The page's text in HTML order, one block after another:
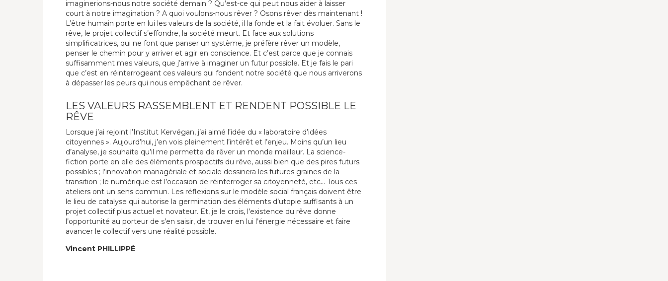
imaginerions-nous notre société demain ? Qu’est-ce qui peut nous aider à laisser
court à notre imagination ? A quoi voulons-nous rêver ? Osons rêver dès maintenant !
L’être humain porte en lui les valeurs de la société, il la fonde et la fait évoluer. Sans le
rêve, le projet collectif s’effondre, la société meurt. Et face aux solutions
simplificatrices, qui ne font que panser un système, je préfère rêver un modèle,
penser le chemin pour y arriver et agir en conscience. Et c’est parce que je connais
suffisamment mes valeurs, que j’arrive à imaginer un futur possible. Et je fais le pari
que c’est en réinterrogeant ces valeurs qui fondent notre société que nous arriverons
à dépasser les peurs qui nous empêchent de rêver.
LES VALEURS RASSEMBLENT ET RENDENT POSSIBLE LE
RÊVE
Lorsque j’ai rejoint l’Institut Kervégan, j’ai aimé l’idée du « laboratoire d’idées
citoyennes ». Aujourd’hui, j’en vois pleinement l’intérêt et l’enjeu. Moins qu’un lieu
d’analyse, je souhaite qu’il me permette de rêver un monde meilleur. La science-
fiction porte en elle des éléments prospectifs du rêve, aussi bien que des pires futurs
possibles ; l’innovation managériale et sociale dessinera les futures graines de la
transition ; le numérique est l’occasion de réinterroger sa citoyenneté, etc… Tous ces
ateliers ont un sens commun. Les réflexions sur le modèle social français doivent être
le lieu de catalyse qui autorise la germination des éléments d’utopie suffisants à un
projet collectif plus actuel et novateur. Et, je le crois, l’existence du rêve donne
l’opportunité au porteur de s’en saisir, de trouver en lui l’énergie nécessaire et faire
avancer le collectif vers une réalité possible.
Vincent PHILLIPPÉ